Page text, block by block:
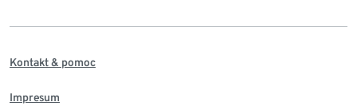
Kontakt & pomoc
Impresum